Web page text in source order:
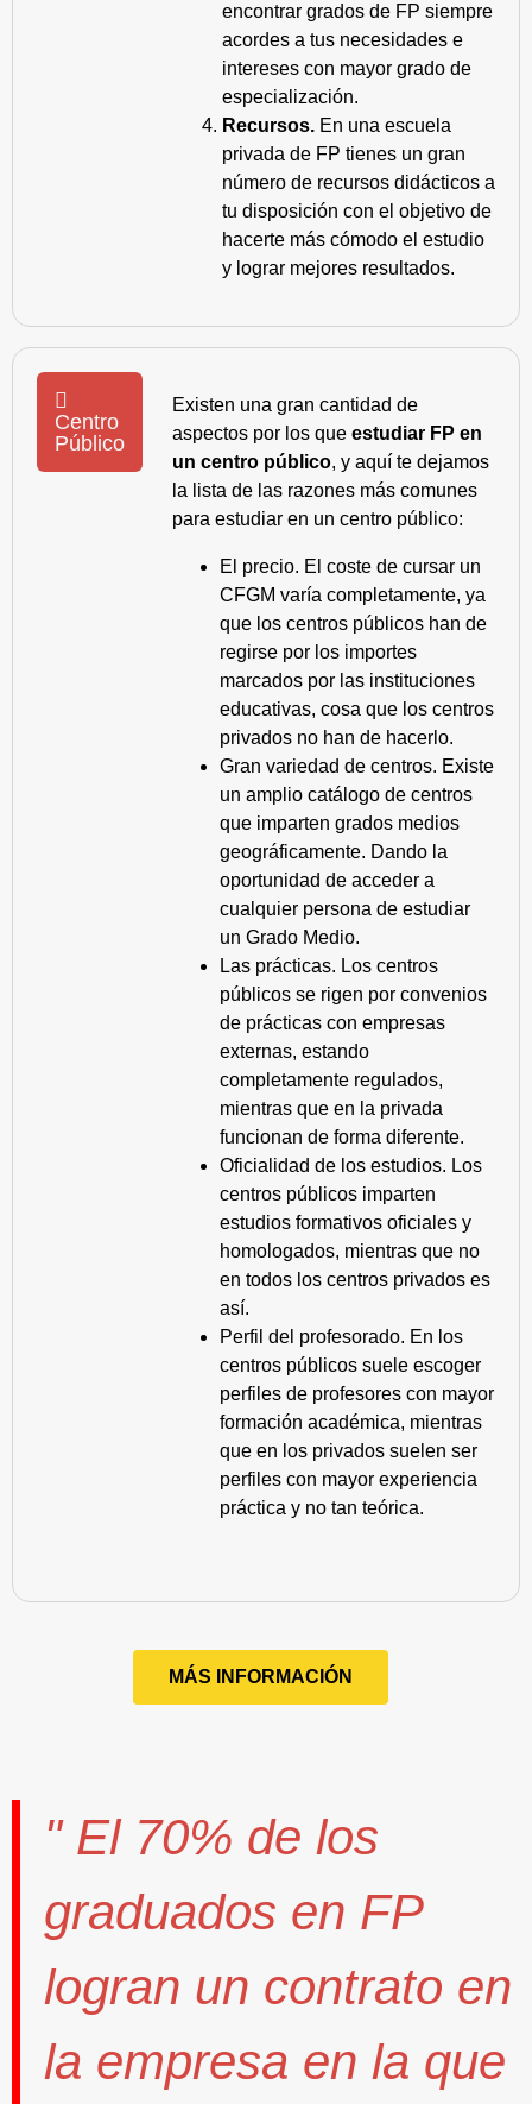
encontrar grados de FP siempre
acordes a tus necesidades e
intereses con mayor grado de
especialización.
Recursos. En una escuela
privada de FP tienes un gran
número de recursos didácticos a
tu disposición con el objetivo de
hacerte más cómodo el estudio
y lograr mejores resultados.
Centro
Público
Existen una gran cantidad de
aspectos por los que estudiar FP en
un centro público, y aquí te dejamos
la lista de las razones más comunes
para estudiar en un centro público:
El precio. El coste de cursar un
CFGM varía completamente, ya
que los centros públicos han de
regirse por los importes
marcados por las instituciones
educativas, cosa que los centros
privados no han de hacerlo.
Gran variedad de centros. Existe
un amplio catálogo de centros
que imparten grados medios
geográficamente. Dando la
oportunidad de acceder a
cualquier persona de estudiar
un Grado Medio.
Las prácticas. Los centros
públicos se rigen por convenios
de prácticas con empresas
externas, estando
completamente regulados,
mientras que en la privada
funcionan de forma diferente.
Oficialidad de los estudios. Los
centros públicos imparten
estudios formativos oficiales y
homologados, mientras que no
en todos los centros privados es
así.
Perfil del profesorado. En los
centros públicos suele escoger
perfiles de profesores con mayor
formación académica, mientras
que en los privados suelen ser
perfiles con mayor experiencia
práctica y no tan teórica.
MÁS INFORMACIÓN
" El 70% de los
graduados en FP
logran un contrato en
la empresa en la que